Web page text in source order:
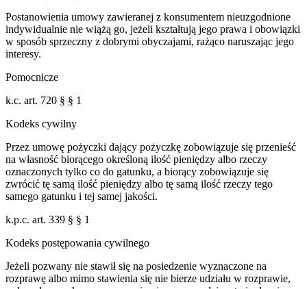
Postanowienia umowy zawieranej z konsumentem nieuzgodnione
indywidualnie nie wiążą go, jeżeli kształtują jego prawa i obowiązki
w sposób sprzeczny z dobrymi obyczajami, rażąco naruszając jego
interesy.
Pomocnicze
k.c. art. 720 § § 1
Kodeks cywilny
Przez umowę pożyczki dający pożyczkę zobowiązuje się przenieść
na własność biorącego określoną ilość pieniędzy albo rzeczy
oznaczonych tylko co do gatunku, a biorący zobowiązuje się
zwrócić tę samą ilość pieniędzy albo tę samą ilość rzeczy tego
samego gatunku i tej samej jakości.
k.p.c. art. 339 § § 1
Kodeks postępowania cywilnego
Jeżeli pozwany nie stawił się na posiedzenie wyznaczone na
rozprawę albo mimo stawienia się nie bierze udziału w rozprawie,